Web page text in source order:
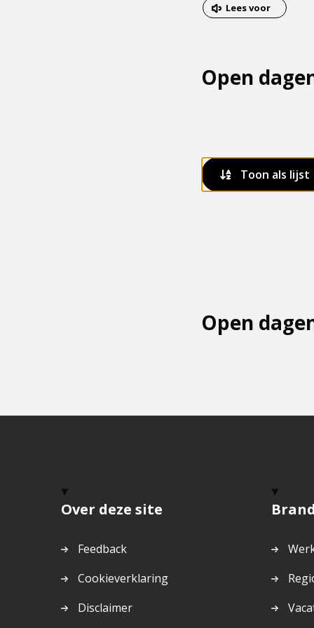
Dit
pagina
Lees voor
Open
Toon als lijst
Open
Over deze site
Feedback
Cookieverklaring
Disclaimer